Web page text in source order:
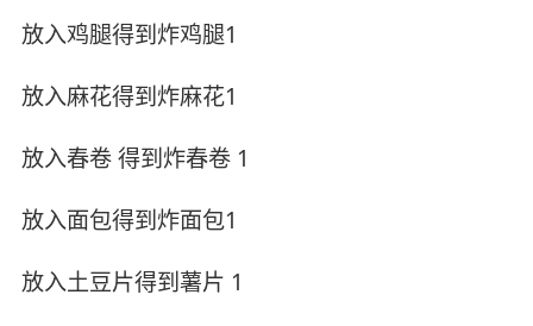
放入鸡腿得到炸鸡腿1
放入麻花得到炸麻花1
放入春卷 得到炸春卷 1
放入面包得到炸面包1
放入土豆片得到薯片 1